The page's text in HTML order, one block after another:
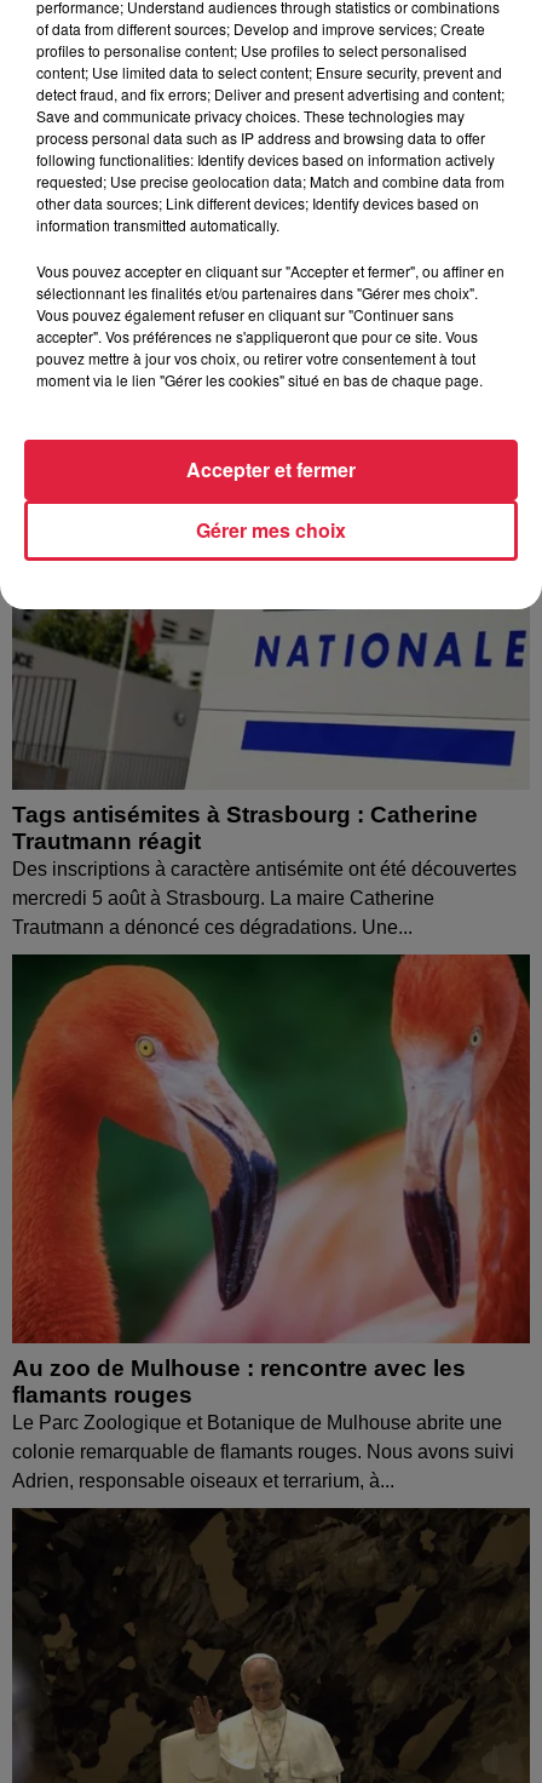
À Hoerdt, de l’eau brune sort des robinets
Depuis plusieurs jours, des habitants de Hoerdt ont vu de
l’eau brune s’écouler de leurs robinets. Face aux
nombreuses interrogations, la municipalité a pris...
Tags antisémites à Strasbourg : Catherine
Trautmann réagit
Des inscriptions à caractère antisémite ont été découvertes
mercredi 5 août à Strasbourg. La maire Catherine
Trautmann a dénoncé ces dégradations. Une...
Au zoo de Mulhouse : rencontre avec les
flamants rouges
Le Parc Zoologique et Botanique de Mulhouse abrite une
colonie remarquable de flamants rouges. Nous avons suivi
Adrien, responsable oiseaux et terrarium, à...
performance; Understand audiences through statistics or combinations
of data from different sources; Develop and improve services; Create
profiles to personalise content; Use profiles to select personalised
content; Use limited data to select content; Ensure security, prevent and
detect fraud, and fix errors; Deliver and present advertising and content;
Save and communicate privacy choices. These technologies may
process personal data such as IP address and browsing data to offer
following functionalities: Identify devices based on information actively
requested; Use precise geolocation data; Match and combine data from
other data sources; Link different devices; Identify devices based on
information transmitted automatically.
Vous pouvez accepter en cliquant sur "Accepter et fermer", ou affiner en
sélectionnant les finalités et/ou partenaires dans "Gérer mes choix".
Vous pouvez également refuser en cliquant sur "Continuer sans
accepter". Vos préférences ne s'appliqueront que pour ce site. Vous
pouvez mettre à jour vos choix, ou retirer votre consentement à tout
moment via le lien "Gérer les cookies" situé en bas de chaque page.
Gérer mes choix
Accepter et fermer